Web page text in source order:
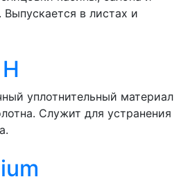
в листах и
уплотнительный материал
Служит для устранения